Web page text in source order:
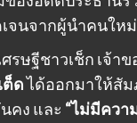
จนจากผู้นำคนใหม่
รษฐีชาวเช็ก เจ้า
ต็ดได้ออกมาให้สั
คง และ “ไม่มีควา